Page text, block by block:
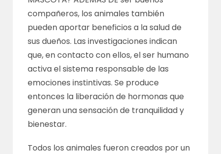
compañeros, los animales también
pueden aportar beneficios a la salud de
sus dueños. Las investigaciones indican
que, en contacto con ellos, el ser humano
activa el sistema responsable de las
emociones instintivas. Se produce
entonces la liberación de hormonas que
generan una sensación de tranquilidad y
bienestar.
Todos los animales fueron creados por un